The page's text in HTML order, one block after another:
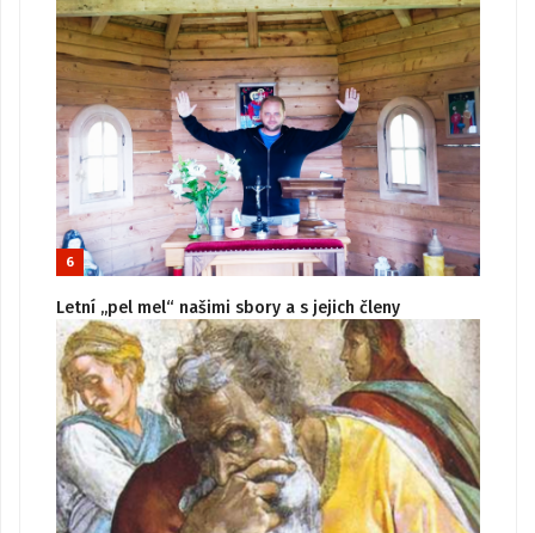
6
Letní „pel mel“ našimi sbory a s jejich členy